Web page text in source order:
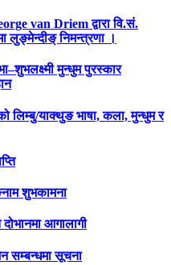
van Driem द्वारा वि.सं.
लुङ्मेन्दीङ् निमन्त्रणा ।
मुन्धुम पुरस्कार
लिम्बु/याक्थुङ भाषा, कला, मुन्धुम र
शुभकामना
आगालागी
सम्बन्धमा सूचना